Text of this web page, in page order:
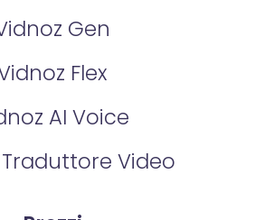
Gen
Flex
AI Voice
Video